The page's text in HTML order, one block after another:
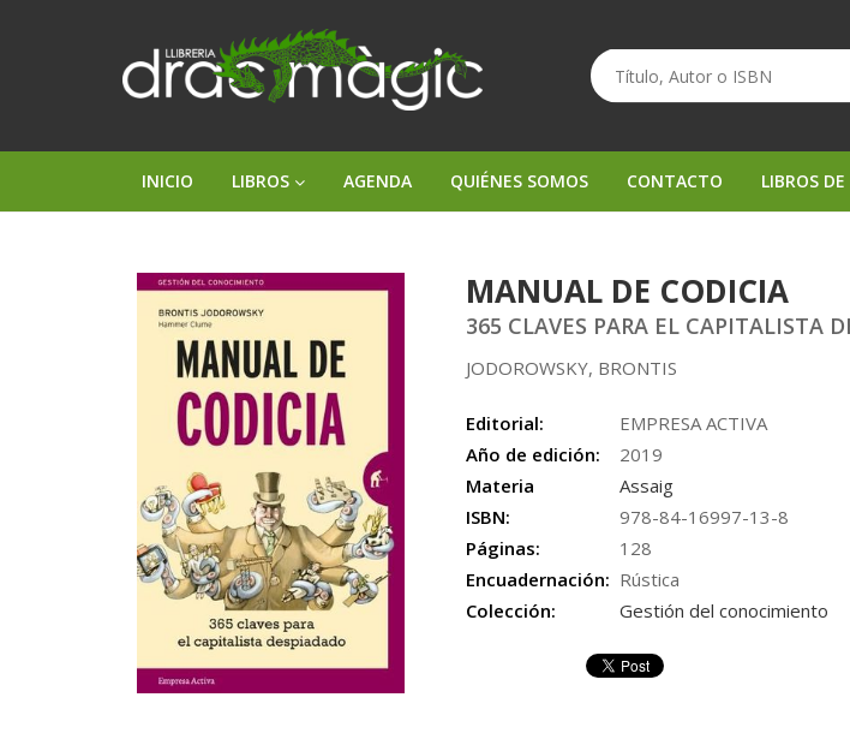
INICIO LIBROS AGENDA QUIÉNES SOMOS CONTACTO LIBROS
MANUAL DE CODICIA
365 CLAVES PARA EL CAPITALISTA
JODOROWSKY, BRONTIS
Editorial:
EMPRESA ACTIVA
Año de edición:
2019
Materia
Assaig
ISBN:
978-84-16997-13-8
Páginas:
128
Encuadernación: Rústica
Colección:
Gestión del conocimiento